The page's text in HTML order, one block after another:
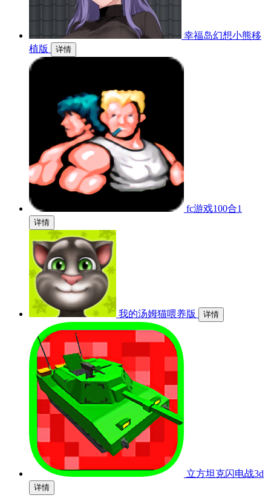
幸福岛幻想小熊移
植版
详情
fc游戏100合1
详情
我的汤姆猫喂养版 详情
立方坦克闪电战3d
详情